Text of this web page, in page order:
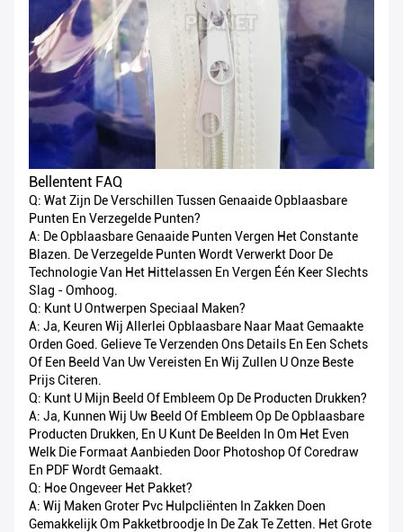
Bellentent FAQ
Q: Wat Zijn De Verschillen Tussen Genaaide Opblaasbare
Punten En Verzegelde Punten?
A: De Opblaasbare Genaaide Punten Vergen Het Constante
Blazen. De Verzegelde Punten Wordt Verwerkt Door De
Technologie Van Het Hittelassen En Vergen Één Keer Slechts
Slag - Omhoog.
Q: Kunt U Ontwerpen Speciaal Maken?
A: Ja, Keuren Wij Allerlei Opblaasbare Naar Maat Gemaakte
Orden Goed. Gelieve Te Verzenden Ons Details En Een Schets
Of Een Beeld Van Uw Vereisten En Wij Zullen U Onze Beste
Prijs Citeren.
Q: Kunt U Mijn Beeld Of Embleem Op De Producten Drukken?
A: Ja, Kunnen Wij Uw Beeld Of Embleem Op De Opblaasbare
Producten Drukken, En U Kunt De Beelden In Om Het Even
Welk Die Formaat Aanbieden Door Photoshop Of Coredraw
En PDF Wordt Gemaakt.
Q: Hoe Ongeveer Het Pakket?
A: Wij Maken Groter Pvc Hulpcliënten In Zakken Doen
Gemakkelijk Om Pakketbroodje In De Zak Te Zetten. Het Grote